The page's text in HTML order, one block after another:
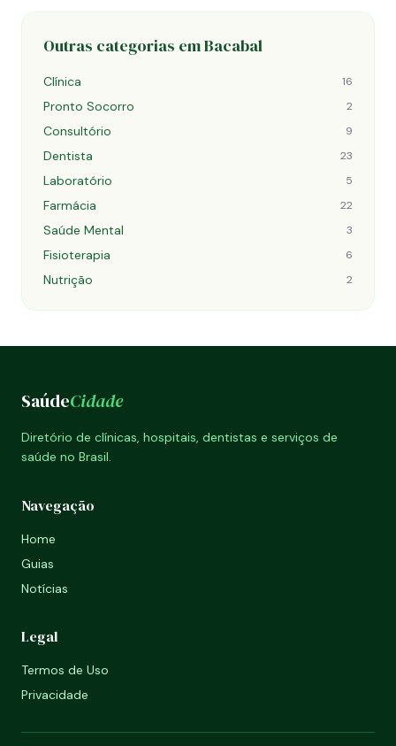
Outras categorias em Bacabal
Clínica 16
Pronto Socorro 2
Consultório 9
Dentista 23
Laboratório 5
Farmácia 22
Saúde Mental 3
Fisioterapia 6
Nutrição 2
SaúdeCidade
Diretório de clínicas, hospitais, dentistas e serviços de
saúde no Brasil.
Navegação
Home
Guias
Notícias
Legal
Termos de Uso
Privacidade